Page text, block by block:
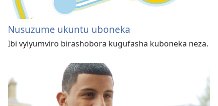
Nusuzume ukuntu uboneka
Ibi vyiyumviro birashobora kugufasha kuboneka neza.